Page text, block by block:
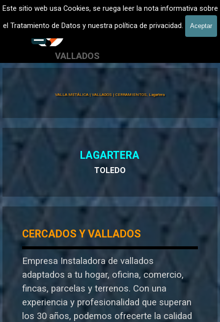
Este sitio web usa Cookies, se ruega leer la nota informativa sobre
el Tratamiento de Datos y nuestra política de privacidad.
Aceptar
Vaya al ContenidoVALLADOS METALICOS MADRID - VALLADO DE FINCAS
Vallados de fincas, Cercados
VALLADOS
601 900 178
VALLA METÁLICA | VALLADOS | CERRAMIENTOS, Lagartera
LAGARTERA
TOLEDO
CERCADOS Y VALLADOS
Empresa Instaladora de vallados
adaptados a tu hogar, oficina, comercio,
fincas, parcelas y terrenos. Con una
experiencia y profesionalidad que superan
los 30 años, podemos ofrecerte la calidad